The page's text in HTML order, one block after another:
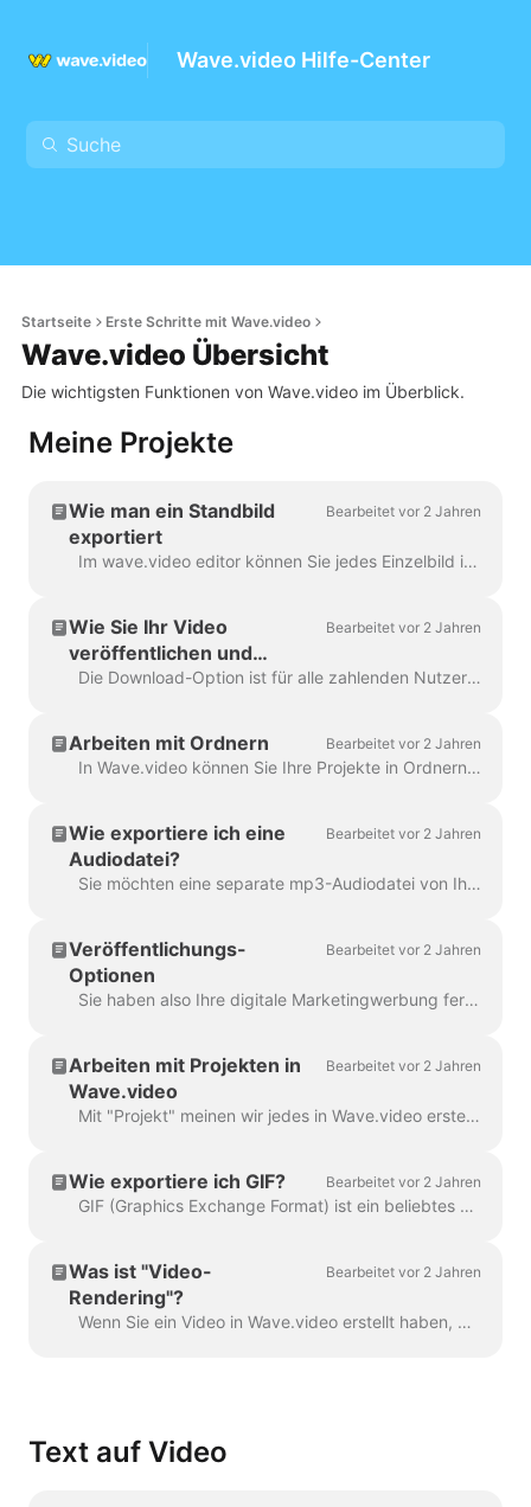
Wave.video Hilfe-Center
Startseite Erste Schritte mit Wave.video
Wave.video Übersicht
Die wichtigsten Funktionen von Wave.video im Überblick.
Meine Projekte
Wie man ein Standbild
exportiert
Bearbeitet vor 2 Jahren
Im wave.video editor können Sie jedes Einzelbild in das JPG-, PNG- oder GIF-Format exportieren. Nur PNG und GIF unterstützen Transparenz. Wie fängt man an? Suchen Sie zunächst das Bild ...
Wie Sie Ihr Video
veröffentlichen und
herunterladen können
Bearbeitet vor 2 Jahren
Die Download-Option ist für alle zahlenden Nutzer von wave.video verfügbar. Um Ihr Video herunterzuladen, müssen Sie 2 einfache Schritte befolgen: Option A: Schritt ...
Arbeiten mit Ordnern Bearbeitet vor 2 Jahren
In Wave.video können Sie Ihre Projekte in Ordnern organisieren. Auf diese Weise ist es bequemer, Ihre Projekte zu durchsuchen. Um einen neuen Ordner zu erstellen, ...
Wie exportiere ich eine
Audiodatei?
Bearbeitet vor 2 Jahren
Sie möchten eine separate mp3-Audiodatei von Ihrem Video für Ihren Podcast speichern oder es einfach als Voice-over verwenden? Mit wave.video ist das ganz einfach! Zuerst...
Veröffentlichungs-
Optionen
Bearbeitet vor 2 Jahren
Sie haben also Ihre digitale Marketingwerbung fertiggestellt und wollen sie mit der Welt teilen. Was nun? Zeit zum Veröffentlichen! In der Wave.video Ed...
Arbeiten mit Projekten in
Wave.video
Bearbeitet vor 2 Jahren
Mit "Projekt" meinen wir jedes in Wave.video erstellte Video. Hier erfahren Sie, wie Sie ein neues Projekt erstellen können. Sie können eine Videovorlage auswählen und auf der Seite...
Wie exportiere ich GIF? Bearbeitet vor 2 Jahren
GIF (Graphics Exchange Format) ist ein beliebtes Format, das seit den späten 1980er Jahren für den Austausch von Bildern und kurzen Animationen verwendet wird. GIFs können nur 256 Farben speichern, die...
Was ist "Video-
Rendering"?
Bearbeitet vor 2 Jahren
Wenn Sie ein Video in Wave.video erstellt haben, müssen Sie es rendern, um es in sozialen Medien zu teilen oder direkt auf Ihren Computer herunterzuladen...
Text auf Video